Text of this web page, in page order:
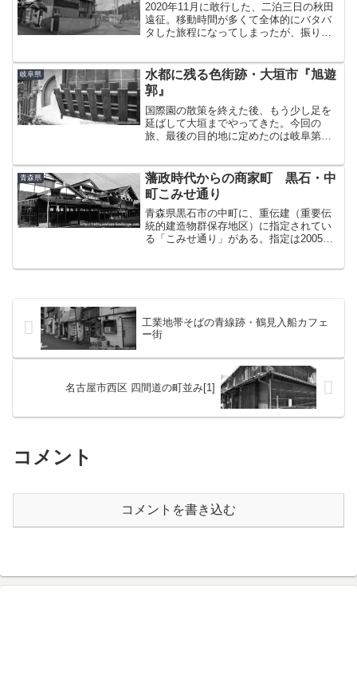
2020年11月に敢行した、二泊三日の秋田
遠征。移動時間が多くて全体的にバタバ
タした旅程になってしまったが、振り返
（現横手市）を訪れた。横手駅から西へ
10kmあまり...
岐阜県
水都に残る色街跡・大垣市『旭遊
郭』
国際園の散策を終えた後、もう少し足を
延ばして大垣までやってきた。今回の
旅、最後の目的地に定めたのは岐阜第二
内』（昭和4年）を紐解くと岐阜県大垣市
藤江町にあって、（中略）...
青森県
藩政時代からの商家町 黒石・中
町こみせ通り
青森県黒石市の中町に、重伝建（重要伝
統的建造物群保存地区）に指定されてい
る「こみせ通り」がある。指定は2005年
工業地帯そばの青線跡・鶴見入船カフェ
ー街
名古屋市西区 四間道の町並み[1]
コメント
コメントを書き込む